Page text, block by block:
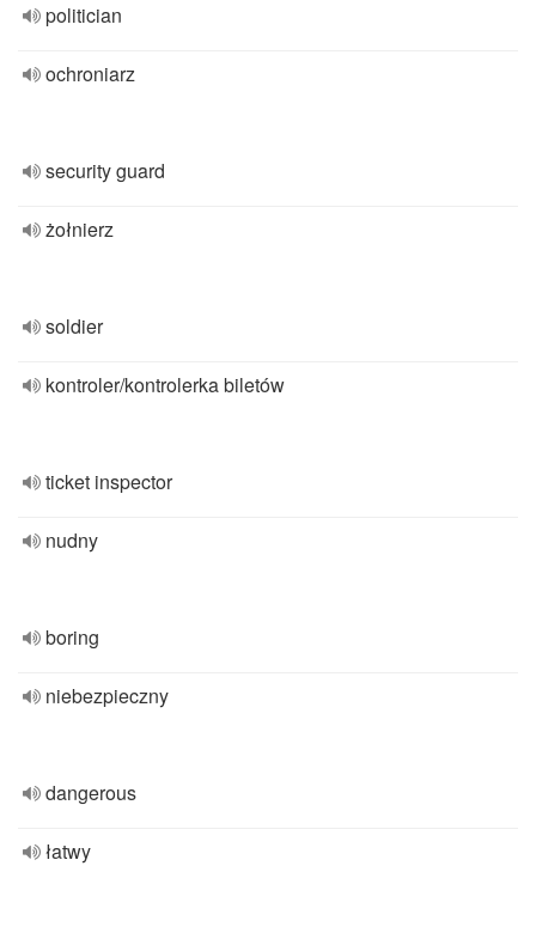
politician
ochroniarz
security guard
żołnierz
soldier
kontroler/kontrolerka biletów
ticket inspector
nudny
boring
niebezpieczny
dangerous
łatwy